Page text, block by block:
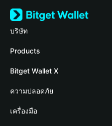
บริษัท
เกี่ยวกับ Bitget Wallet
Blog
Academy
ข่าวสารด้านคริปโต
Products
Crypto Card
Stablecoin Earn
Payfi Crypto
Bitget Wallet X
นักพัฒนา
เชื่อมต่อ Wallet
ความปลอดภัย
Protection Fund
เครื่องมือ